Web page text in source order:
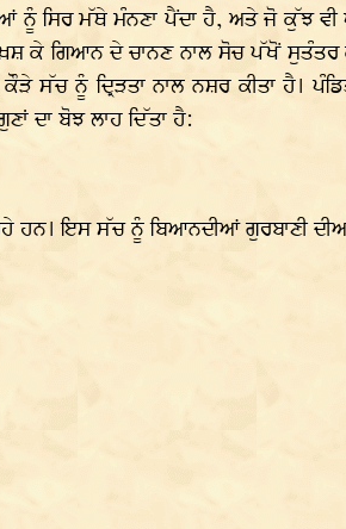
ਨੂੰ ਸਿਰ ਮੱਥੇ ਮੰਨਣਾ ਪੈਂਦਾ ਹੈ, ਅਤੇ ਜੋ ਕੁੱਝ
ਬਖ਼ਸ਼ ਕੇ ਗਿਆਨ ਦੇ ਚਾਨਣ ਨਾਲ ਸੋਚ ਪੱਖੋਂ
ਸੱਚ ਨੂੰ ਦ੍ਰਿੜਤਾ ਨਾਲ ਨਸ਼ਰ ਕੀਤਾ ਹੈ।
ਦਾ ਬੋਝ ਲਾਹ ਦਿੱਤਾ ਹੈ:
ਹਨ। ਇਸ ਸੱਚ ਨੂੰ ਬਿਆਨਦੀਆਂ ਗੁਰਬਾਣੀ